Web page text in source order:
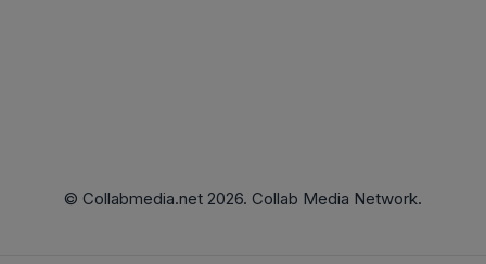
© Collabmedia.net 2026. Collab Media Network.